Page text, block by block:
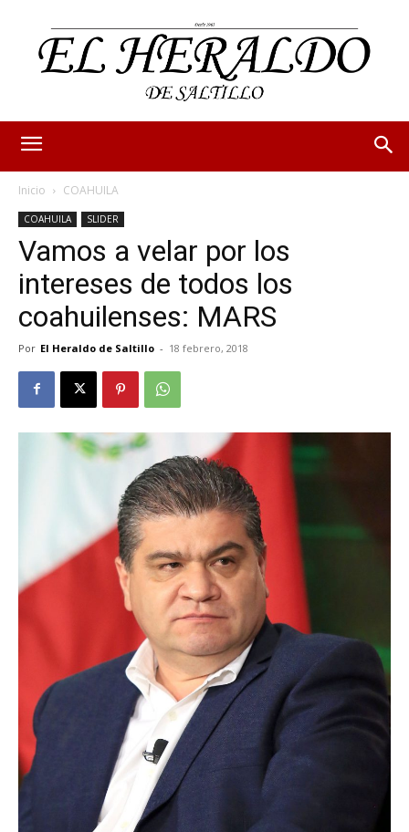
Inicio COAHUILA
COAHUILA SLIDER
Vamos a velar por los
intereses de todos los
coahuilenses: MARS
Por El Heraldo de Saltillo - 18 febrero, 2018